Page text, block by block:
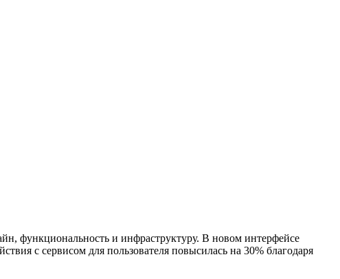
функциональность и инфраструктуру. В новом интерфейсе
с сервисом для пользователя повысилась на 30% благодаря